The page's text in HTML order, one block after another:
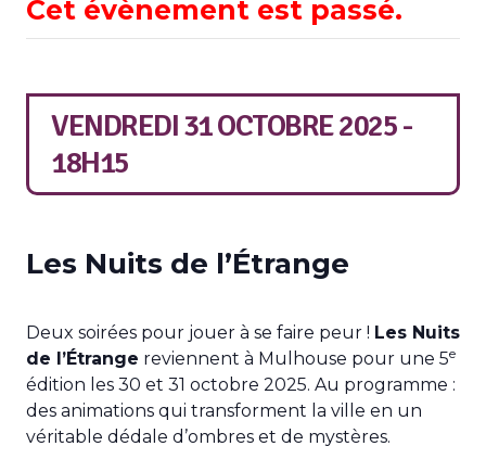
Cet évènement est passé.
VENDREDI 31 OCTOBRE 2025 -
18H15
Les Nuits de l’Étrange
Deux soirées pour jouer à se faire peur ! Les Nuits
de l’Étrange reviennent à Mulhouse pour une 5e
édition les 30 et 31 octobre 2025. Au programme :
des animations qui transforment la ville en un
véritable dédale d’ombres et de mystères.